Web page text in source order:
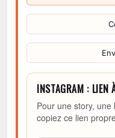
INSTAGRAM : LIEN
Pour une story,
copiez ce lien